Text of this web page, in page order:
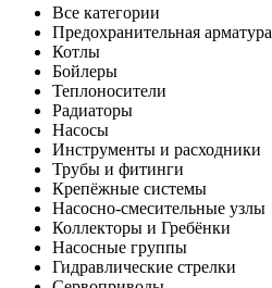
Все категории
Предохранительная арматура
Котлы
Бойлеры
Теплоносители
Радиаторы
Насосы
Инструменты и расходники
Трубы и фитинги
Крепёжные системы
Насосно-смесительные узлы
Коллекторы и Гребёнки
Насосные группы
Гидравлические стрелки